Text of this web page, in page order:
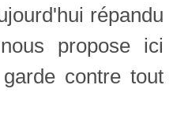
répandu
propose ici
contre tout